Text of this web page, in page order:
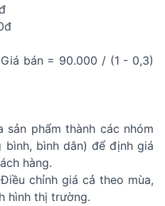
bán = 90.000 / (1 - 0,3)
sản phẩm thành các nhóm
bình, bình dân) để định giá
hàng.
chỉnh giá cả theo mùa,
hình thị trường.